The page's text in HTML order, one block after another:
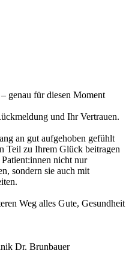
genau für diesen Moment
und Ihr Vertrauen.
an gut aufgehoben gefühlt
Teil zu Ihrem Glück beitragen
nicht nur
sondern sie auch mit
Weg alles Gute, Gesundheit
Dr. Brunbauer